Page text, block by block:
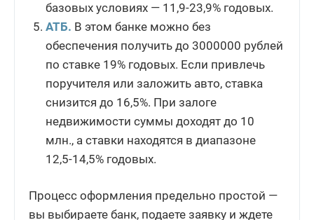
базовых условиях — 11,9-23,9% годовых.
АТБ. В этом банке можно без
обеспечения получить до 3000000 рублей
по ставке 19% годовых. Если привлечь
поручителя или заложить авто, ставка
снизится до 16,5%. При залоге
недвижимости суммы доходят до 10
млн., а ставки находятся в диапазоне
12,5-14,5% годовых.
Процесс оформления предельно простой —
вы выбираете банк, подаете заявку и ждете